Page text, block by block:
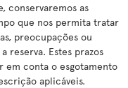
conservaremos as
que nos permita tratar
preocupações ou
reserva. Estes prazos
em conta o esgotamento
aplicáveis.